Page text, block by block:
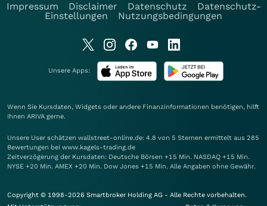
Impressum
Disclaimer Datenschutz
Datenschutz-
Einstellungen
Nutzungsbedingungen
Unsere Apps:
Wenn Sie Kursdaten, Widgets oder andere Finanzinformationen benötigen, hilft
Ihnen ARIVA gerne.
Unsere User schätzen wallstreet-online.de: 4.8 von 5 Sternen ermittelt aus 285
Bewertungen bei www.kagels-trading.de
Zeitverzögerung der Kursdaten: Deutsche Börsen +15 Min. NASDAQ +15 Min.
NYSE +20 Min. AMEX +20 Min. Dow Jones +15 Min. Alle Angaben ohne Gewähr.
Copyright © 1998-2026 Smartbroker Holding AG - Alle Rechte vorbehalten.